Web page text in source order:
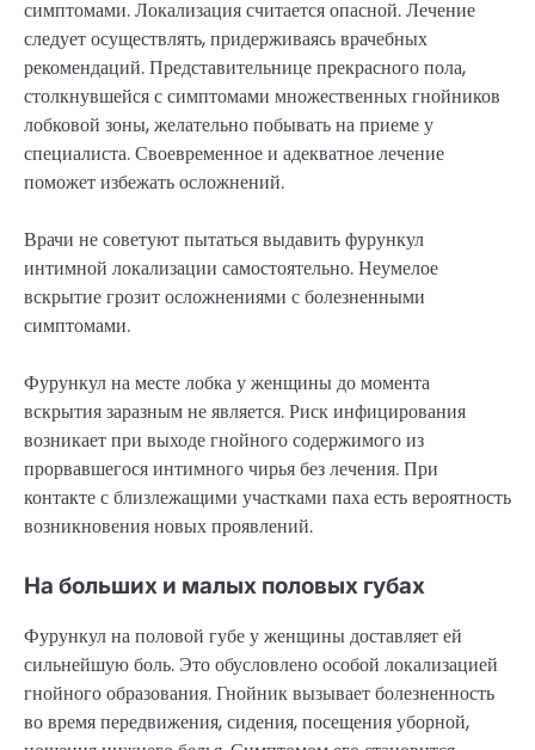
симптомами. Локализация считается опасной. Лечение
следует осуществлять, придерживаясь врачебных
рекомендаций. Представительнице прекрасного пола,
столкнувшейся с симптомами множественных гнойников
лобковой зоны, желательно побывать на приеме у
специалиста. Своевременное и адекватное лечение
поможет избежать осложнений.
Врачи не советуют пытаться выдавить фурункул
интимной локализации самостоятельно. Неумелое
вскрытие грозит осложнениями с болезненными
симптомами.
Фурункул на месте лобка у женщины до момента
вскрытия заразным не является. Риск инфицирования
возникает при выходе гнойного содержимого из
прорвавшегося интимного чирья без лечения. При
контакте с близлежащими участками паха есть вероятность
возникновения новых проявлений.
На больших и малых половых губах
Фурункул на половой губе у женщины доставляет ей
сильнейшую боль. Это обусловлено особой локализацией
гнойного образования. Гнойник вызывает болезненность
во время передвижения, сидения, посещения уборной,